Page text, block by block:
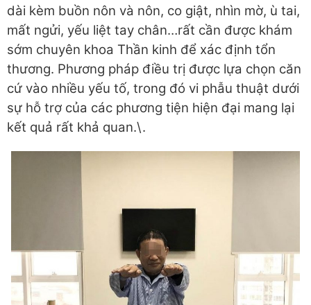
dài kèm buồn nôn và nôn, co giật, nhìn mờ, ù tai,
mất ngửi, yếu liệt tay chân…rất cần được khám
sớm chuyên khoa Thần kinh để xác định tổn
thương. Phương pháp điều trị được lựa chọn căn
cứ vào nhiều yếu tố, trong đó vi phẫu thuật dưới
sự hỗ trợ của các phương tiện hiện đại mang lại
kết quả rất khả quan.\.